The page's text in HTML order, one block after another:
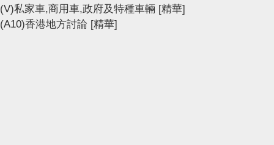
(V)私家車,商用車,政府及特種車輛 [精華]
(A10)香港地方討論 [精華]